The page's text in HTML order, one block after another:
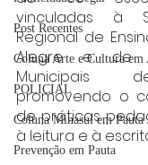
Post Recentes
Coluna Arte e Cultura em
POLICIAL
Coluna Minasul em Pauta
Prevenção em Pauta
vinculadas à
Regional de
Alegre e de
Municipais
promovendo o
de práticas
à leitura e à